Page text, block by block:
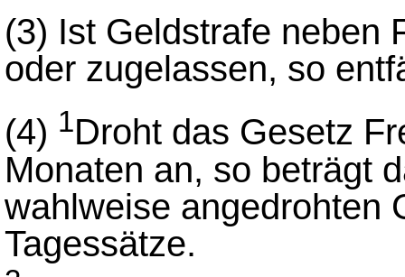
(3) Ist Geldstrafe neben
oder zugelassen, so
(4) 1Droht das Gesetz
Monaten an, so beträgt
wahlweise angedrohten
Tagessätze.